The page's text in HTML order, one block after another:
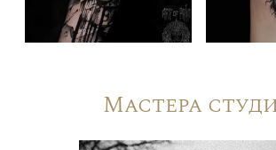
Мастера